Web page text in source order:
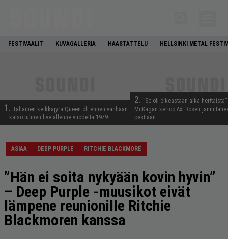
FESTIVAALIT KUVAGALLERIA HAASTATTELU HELLSINKI METAL
1. Tällainen keikkajyrä Queen oli ennen vanhaan
– katso tulinen livetallenne vuodelta 1979
2. ”Se oli oikeastaan aika
McKagan kertoo Axl Rosen
pestiään
ASIAA DEEP PURPLE RITCHIE BLACKMORE
”Hän ei soita nykyään kovin hyvin”
– Deep Purple -muusikot eivät
lämpene reunionille Ritchie
Blackmoren kanssa